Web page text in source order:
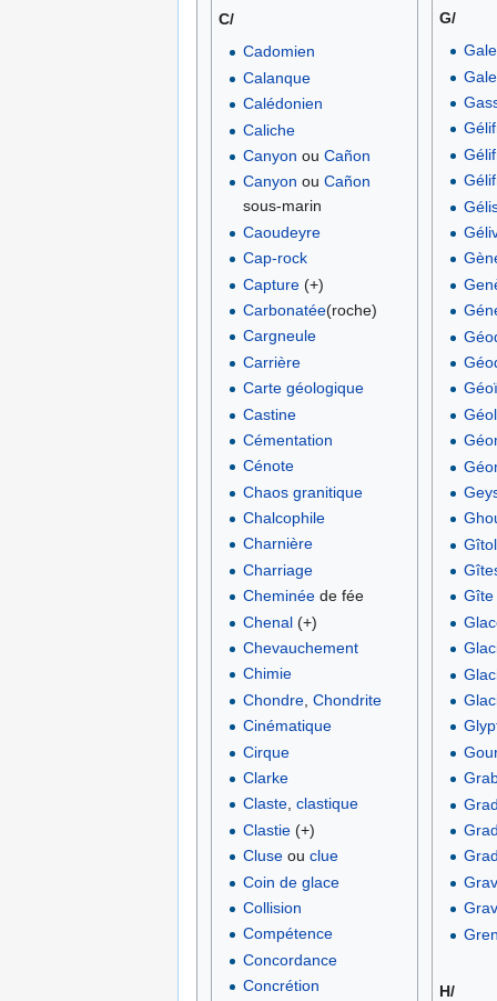
C/
Cadomien
Calanque
Calédonien
Caliche
Canyon ou Cañon
Canyon ou Cañon
sous-marin
Caoudeyre
Cap-rock
Capture(+)
Carbonatée(roche)
Cargneule
Carrière
Carte géologique
Castine
Cémentation
Cénote
Chaos granitique
Chalcophile
Charnière
Charriage
Cheminéede fée
Chenal(+)
Chevauchement
Chimie
Chondre, Chondrite
Cinématique
Cirque
Clarke
Claste, clastique
Clastie(+)
Cluseou clue
Coin de glace
Collision
Compétence
Concordance
Concrétion
G/
Gîte
H/